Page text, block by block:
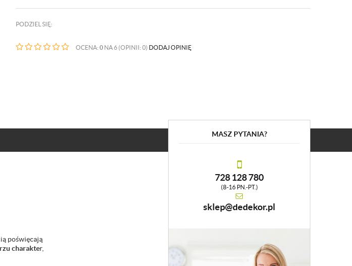
PODZIEL SIĘ:
OCENA: 0 NA 6 (OPINII: 0) DODAJ OPINIĘ
poświęcają
charakter,
MASZ PYTANIA?
728 128 780
(8-16 PN.-PT.)
sklep@dedekor.pl